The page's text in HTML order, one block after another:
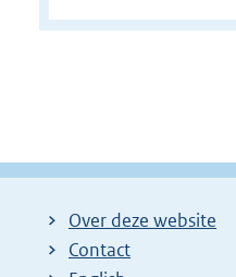
Over deze website
Contact